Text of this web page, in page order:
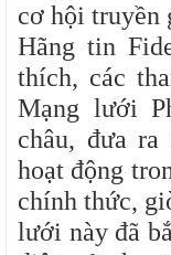
cơ hội truyền
Hãng tin
thích, các
Mạng lưới
châu, đưa
hoạt động
chính thức,
lưới này đã